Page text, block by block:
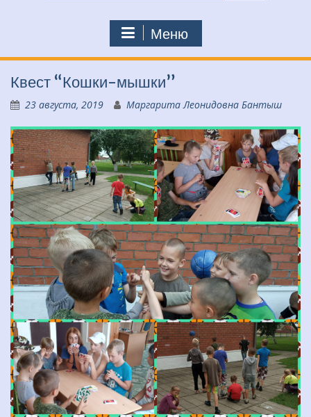
Меню
Квест “Кошки-мышки”
23 августа, 2019 Маргарита Леонидовна Бантыш